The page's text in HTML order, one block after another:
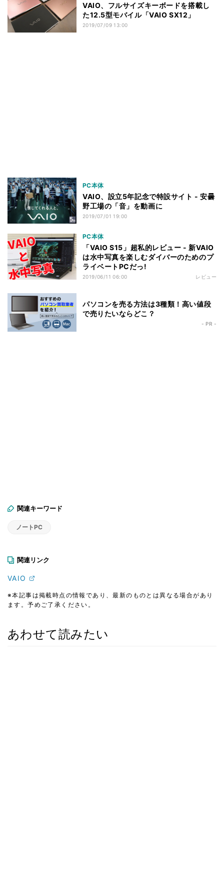
VAIO、フルサイズキーボードを搭載し
た12.5型モバイル「VAIO SX12」
2019/07/09 13:00
PC本体
VAIO、設立5年記念で特設サイト - 安曇
野工場の「音」を動画に
2019/07/01 19:00
PC本体
「VAIO S15」超私的レビュー - 新VAIO
は水中写真を楽しむダイバーのためのプ
ライベートPCだっ!
2019/06/11 06:00 レビュー
パソコンを売る方法は3種類！高い値段
で売りたいならどこ？
- PR -
関連キーワード
ノートPC
関連リンク
VAIO
※本記事は掲載時点の情報であり、最新のものとは異なる場合があり
ます。予めご了承ください。
あわせて読みたい